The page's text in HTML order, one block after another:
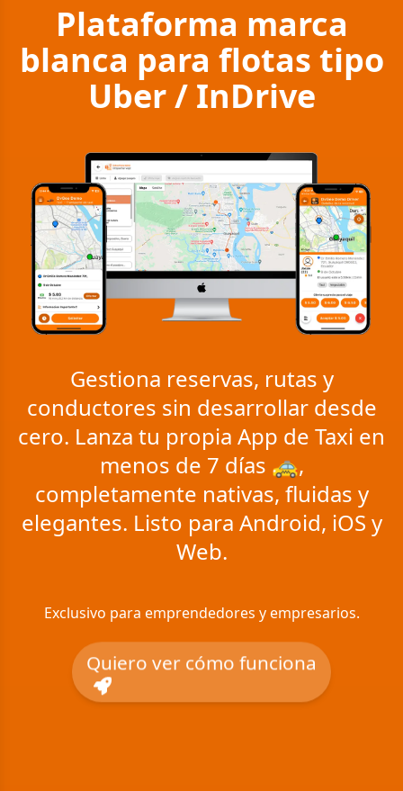
Plataforma marca
blanca para flotas tipo
Uber / InDrive
Gestiona reservas, rutas y
conductores sin desarrollar desde
cero. Lanza tu propia App de Taxi en
menos de 7 días 🚕,
completamente nativas, fluidas y
elegantes. Listo para Android, iOS y
Web.
Exclusivo para emprendedores y empresarios.
Quiero ver cómo funciona